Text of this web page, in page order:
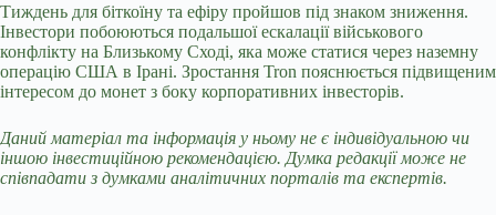
Тиждень для біткоїну та ефіру пройшов під знаком зниження.
Інвестори побоюються подальшої ескалації військового
конфлікту на Близькому Сході, яка може статися через наземну
операцію США в Ірані. Зростання Tron пояснюється підвищеним
інтересом до монет з боку корпоративних інвесторів.
Даний матеріал та інформація у ньому не є індивідуальною чи
іншою інвестиційною рекомендацією. Думка редакції може не
співпадати з думками аналітичних порталів та експертів.